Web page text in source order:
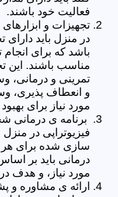
فعالیت خود باشند.
تجهیزات و
در منزل باید دارای
باشد که برای انجام
مناسب باشند. این
تمرینی و درمانی،
و انعطاف پذیری،
مورد نیاز برای
برنامه ی
فیزیوتراپی در
سازی شده برای هر
درمانی باید بر
مورد نیاز، و
ارائه ی مشاوره و